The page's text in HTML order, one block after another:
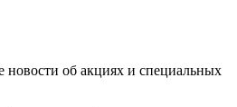
об акциях и специальных